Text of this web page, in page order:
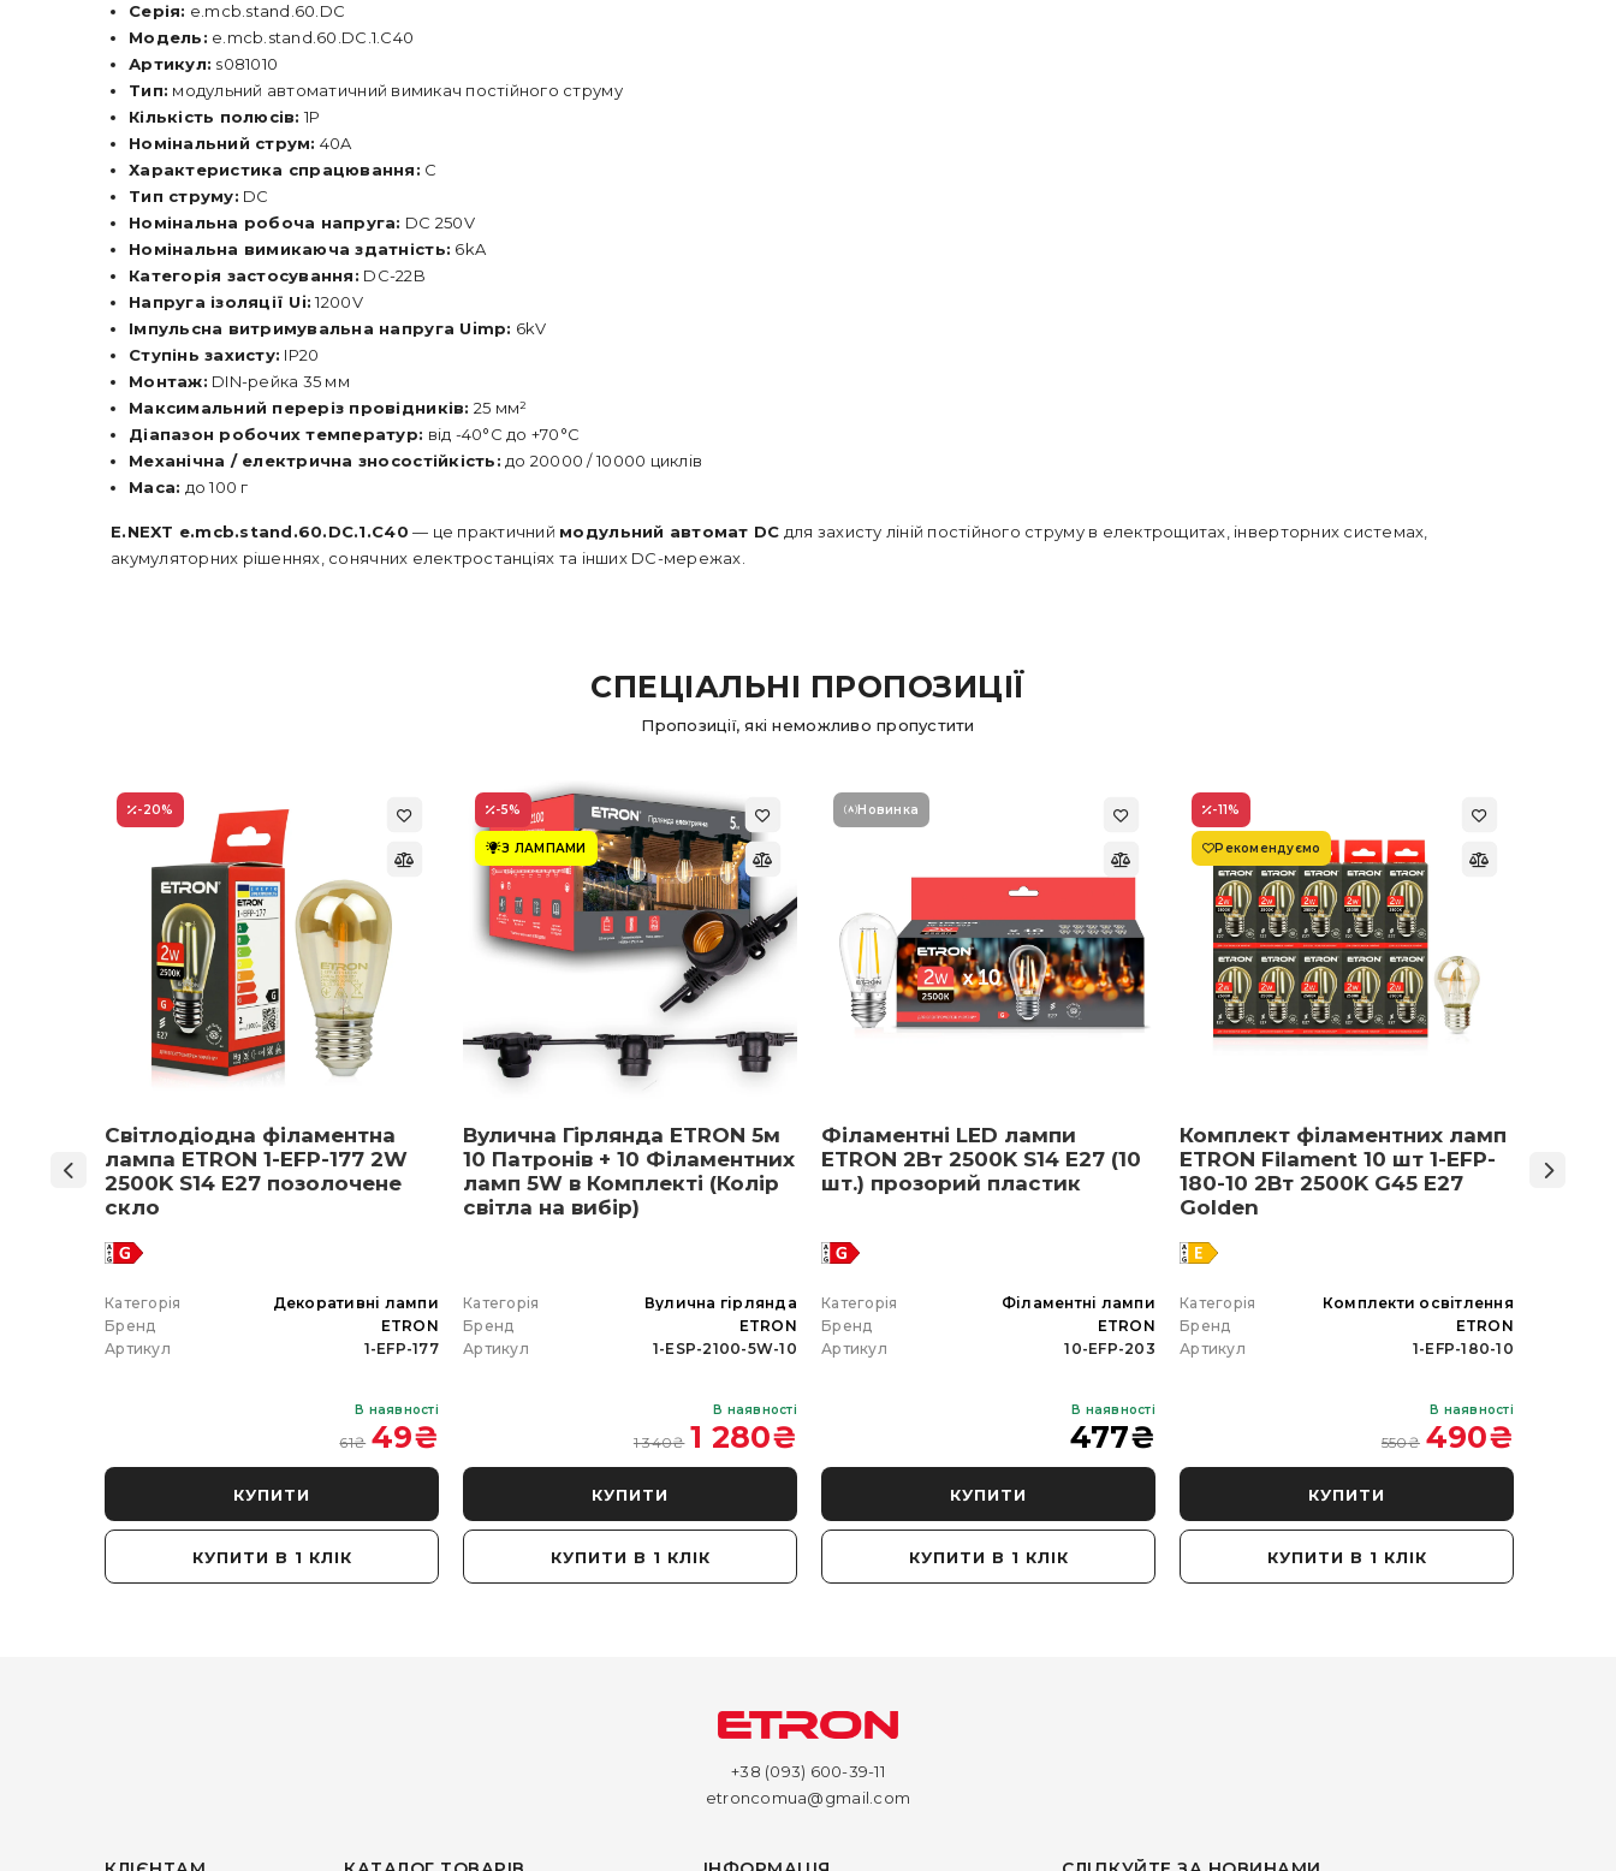
Серія: e.mcb.stand.60.DC
Модель: e.mcb.stand.60.DC.1.C40
Артикул: s081010
Тип: модульний автоматичний вимикач постійного струму
Кількість полюсів: 1P
Номінальний струм: 40A
Характеристика спрацювання: C
Тип струму: DC
Номінальна робоча напруга: DC 250V
Номінальна вимикаюча здатність: 6kA
Категорія застосування: DC-22B
Напруга ізоляції Ui: 1200V
Імпульсна витримувальна напруга Uimp: 6kV
Ступінь захисту: IP20
Монтаж: DIN-рейка 35 мм
Максимальний переріз провідників: 25 мм²
Діапазон робочих температур: від -40°C до +70°C
Механічна / електрична зносостійкість: до 20000 / 10000 циклів
Маса: до 100 г
E.NEXT e.mcb.stand.60.DC.1.C40 — це практичний модульний автомат DC для захисту ліній постійного струму в електрощитах, інверторних системах,
акумуляторних рішеннях, сонячних електростанціях та інших DC-мережах.
СПЕЦІАЛЬНІ ПРОПОЗИЦІЇ
Пропозиції, які неможливо пропустити
-20%
Світлодіодна філаментна
лампа ETRON 1-EFP-177 2W
2500K S14 E27 позолочене
скло
Категорія
Декоративні лампи
Бренд
ETRON
Артикул
1-EFP-177
В наявності
61₴ 49₴
КУПИТИ
КУПИТИ В 1 КЛІК
-5%
З ЛАМПАМИ
Вулична Гірлянда ETRON 5м
10 Патронів + 10 Філаментних
ламп 5W в Комплекті (Колір
світла на вибір)
Категорія
Вулична гірлянда
Бренд
ETRON
Артикул
1-ESP-2100-5W-10
В наявності
1 340₴ 1 280₴
КУПИТИ
КУПИТИ В 1 КЛІК
Новинка
Філаментні LED лампи
ETRON 2Вт 2500K S14 E27 (10
шт.) прозорий пластик
Категорія
Філаментні лампи
Бренд
ETRON
Артикул
10-EFP-203
В наявності
477₴
КУПИТИ
КУПИТИ В 1 КЛІК
-11%
Рекомендуємо
Комплект філаментних ламп
ETRON Filament 10 шт 1-EFP-
180-10 2Вт 2500K G45 E27
Golden
Категорія
Комплекти освітлення
Бренд
ETRON
Артикул
1-EFP-180-10
В наявності
550₴ 490₴
КУПИТИ
КУПИТИ В 1 КЛІК
48 Вт
+38 (093) 600-39-11
etroncomua@gmail.com